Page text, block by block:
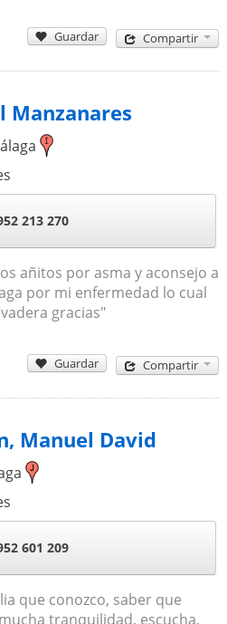
Guardar Compartir
Manzanares
213 270
añitos por asma y aconsejo a
por mi enfermedad lo cual
gracias"
Guardar Compartir
Manuel David
601 209
que conozco, saber que
tranquilidad, escucha,